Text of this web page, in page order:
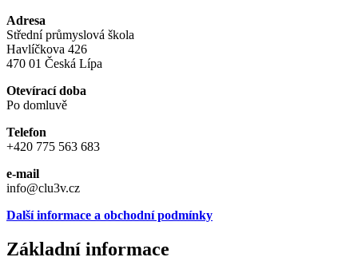
Adresa
Střední průmyslová škola
Havlíčkova 426
470 01 Česká Lípa
Otevírací doba
Po domluvě
Telefon
+420 775 563 683
e-mail
info@clu3v.cz
Další informace a obchodní podmínky
Základní informace